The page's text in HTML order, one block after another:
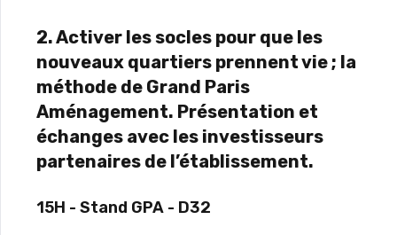
2. Activer les socles pour que les
nouveaux quartiers prennent vie ; la
méthode de Grand Paris
Aménagement. Présentation et
échanges avec les investisseurs
partenaires de l’établissement.
15H - Stand GPA - D32